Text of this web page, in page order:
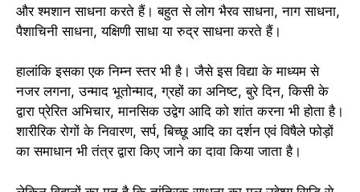
और श्मशान साधना करते हैं। बहुत से लोग भैरव साधना, नाग साधना,
पैशाचिनी साधना, यक्षिणी साधा या रुद्र साधना करते हैं।
हालांकि इसका एक निम्न स्तर भी है। जैसे इस विद्या के माध्यम से
नजर लगना, उन्माद भूतोन्माद, ग्रहों का अनिष्ट, बुरे दिन, किसी के
द्वारा प्रेरित अभिचार, मानसिक उद्वेग आदि को शांत करना भी होता है।
शारीरिक रोगों के निवारण, सर्प, बिच्छू आदि का दर्शन एवं विषैले फोड़ों
का समाधान भी तंत्र द्वारा किए जाने का दावा किया जाता है।